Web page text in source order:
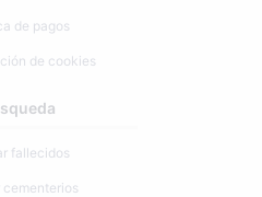
de pagos
de cookies
fallecidos
cementerios